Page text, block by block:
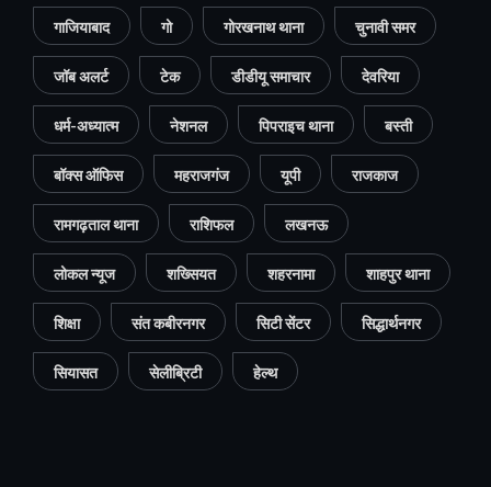
गाजियाबाद गो गोरखनाथ थाना चुनावी समर
जॉब अलर्ट टेक डीडीयू समाचार देवरिया
धर्म-अध्यात्म नेशनल पिपराइच थाना बस्ती
बॉक्स ऑफिस महराजगंज यूपी राजकाज
रामगढ़ताल थाना राशिफल लखनऊ
लोकल न्यूज शख्सियत शहरनामा शाहपुर थाना
शिक्षा संत कबीरनगर सिटी सेंटर सिद्धार्थनगर
सियासत सेलीब्रिटी हेल्थ